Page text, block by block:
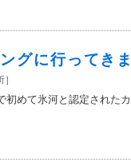
グに行ってきま
］
めて氷河と認定された